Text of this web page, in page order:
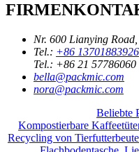
Nr. 600 Lianying
Tel.: +86 13701883926
Tel.: +86 21 57786060
bella@packmic.com
nora@packmic.com
Beliebte
Kompostierbare
Recycling von